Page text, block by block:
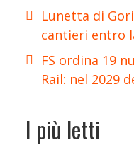
Lunetta di
cantieri entro
FS ordina 19
Rail: nel 2029
I più letti